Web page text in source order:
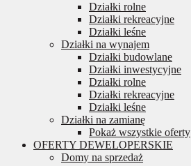
Działki rolne
Działki rekreacyjne
Działki leśne
Działki na wynajem
Działki budowlane
Działki inwestycyjne
Działki rolne
Działki rekreacyjne
Działki leśne
Działki na zamianę
Pokaż wszystkie oferty
OFERTY DEWELOPERSKIE
Domy na sprzedaż